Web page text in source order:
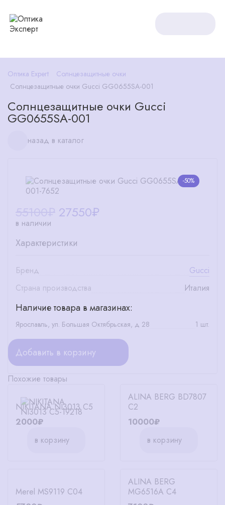
Оптика Expert
Солнцезащитные очки
Солнцезащитные очки Gucci GG0655SA-001
Солнцезащитные очки Gucci
GG0655SA-001
назад в каталог
-50%
27550₽
в наличии
Характеристики
Бренд
Gucci
Страна производства
Италия
Наличие товара в магазинах:
Ярославль, ул. Большая Октябрьская, д 28 1 шт.
Добавить в корзину
Похожие товары
NIKITANA NI3013 C5
2000₽
в корзину
ALINA BERG BD7807
C2
10000₽
в корзину
Merel MS9119 C04
ALINA BERG
MG6516A C4